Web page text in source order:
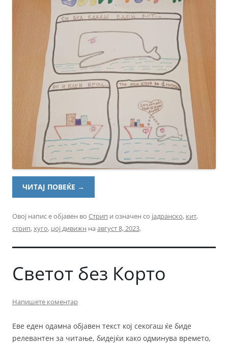
ЧИТАЈ ПОВЕЌЕ →
Овој напис е објавен во Стрип и означен со јадранско, кит,
стрип,хуго, џој дивижн на август 8, 2023.
Светот без Корто
Напишете коментар
Еве еден одамна објавен текст кој секогаш ќе биде
релевантен за читање, бидејќи како одминува времето,